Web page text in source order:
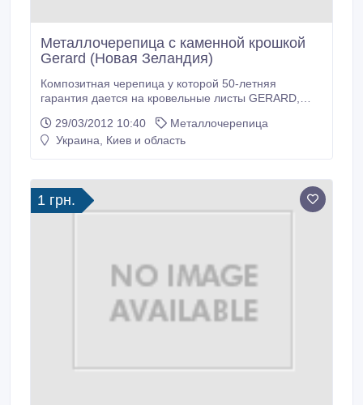
Металлочерепица с каменной крошкой
Gerard (Новая Зеландия)
Композитная черепица у которой 50-летняя
гарантия дается на кровельные листы GERARD,
ускоренного старения листов (хотя таких опытов в
AHI ROOFING также проводится множество), но на
Zincalume® обладает высокой антикоррозийной
прочностью.
29/03/2012 10:40
Металлочерепица
Украина, Киев и область
1 грн.